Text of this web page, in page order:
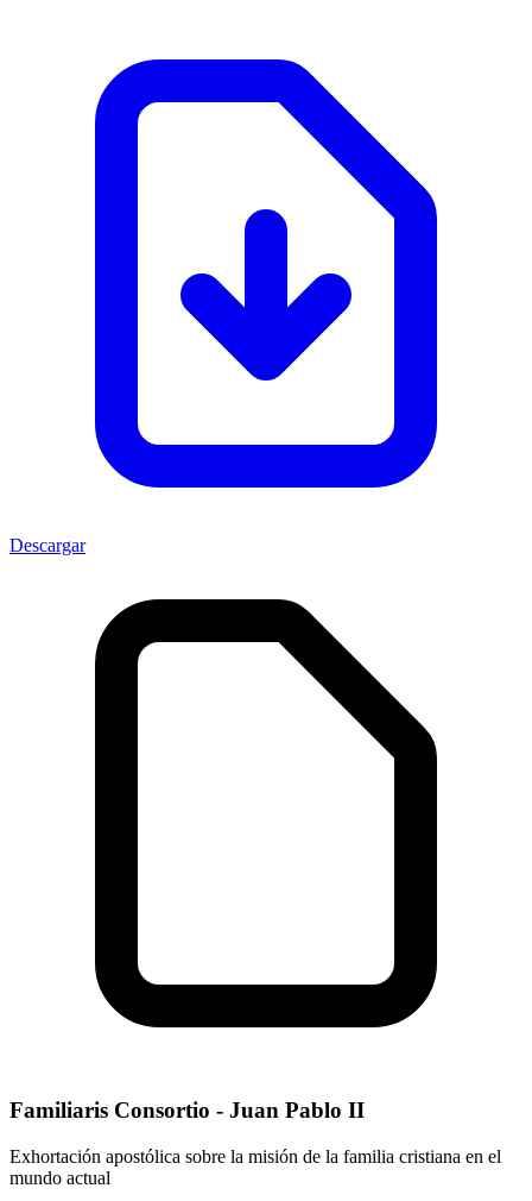
Descargar
Familiaris Consortio - Juan Pablo II
Exhortación apostólica sobre la misión de la familia cristiana en el
mundo actual